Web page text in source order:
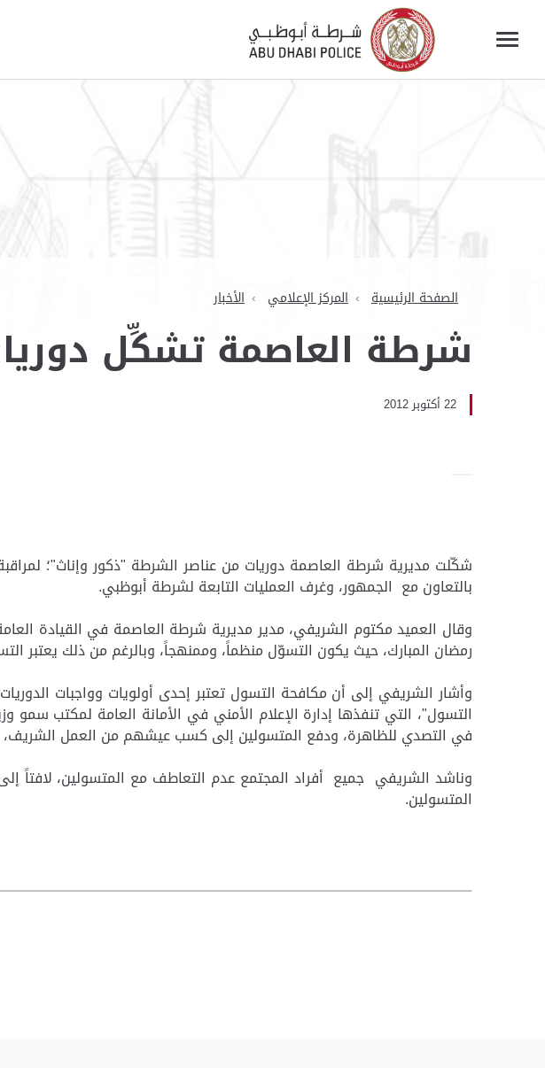
الصفحة الرئيسية المركز الإعلامي الأخبار
شرطة العاصمة تشكِّل
22 أكتوبر 2012
شكّلت مديرية شرطة العاصمة دوريات من عناصر الشرطة "ذكور وإناث"؛
بالتعاون مع الجمهور، وغرف العمليات التابعة لشرطة أبوظبي.
وقال العميد مكتوم الشريفي، مدير مديرية شرطة العاصمة في القيادة
رمضان المبارك، حيث يكون التسوّل منظماً، وممنهجاً، وبالرغم من ذلك يعتبر
وأشار الشريفي إلى أن مكافحة التسول تعتبر إحدى أولويات وواجبات
التسول"، التي تنفذها إدارة الإعلام الأمني في الأمانة العامة لمكتب
في التصدي للظاهرة، ودفع المتسولين إلى كسب عيشهم من العمل الشريف،
وناشد الشريفي جميع أفراد المجتمع عدم التعاطف مع المتسولين، لافتاً
المتسولين.